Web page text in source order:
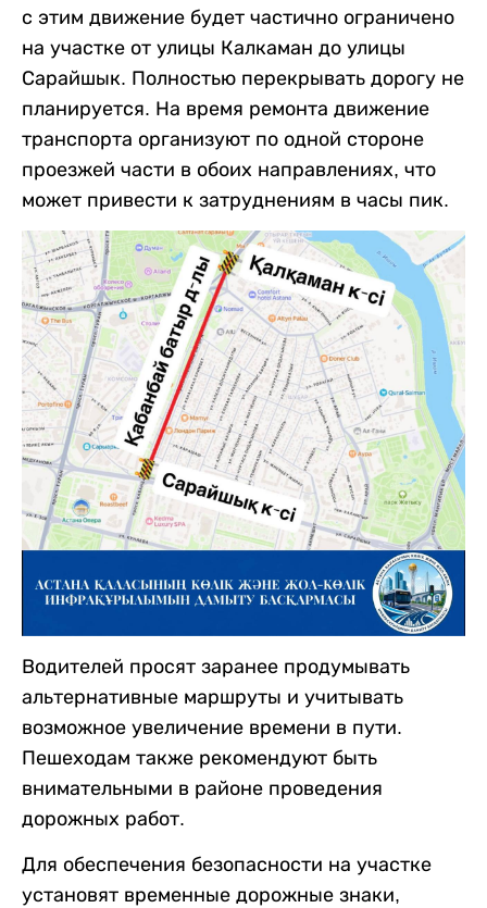
с этим движение будет частично ограничено
на участке от улицы Калкаман до улицы
Сарайшык. Полностью перекрывать дорогу не
планируется. На время ремонта движение
транспорта организуют по одной стороне
проезжей части в обоих направлениях, что
может привести к затруднениям в часы пик.
Водителей просят заранее продумывать
альтернативные маршруты и учитывать
возможное увеличение времени в пути.
Пешеходам также рекомендуют быть
внимательными в районе проведения
дорожных работ.
Для обеспечения безопасности на участке
установят временные дорожные знаки,